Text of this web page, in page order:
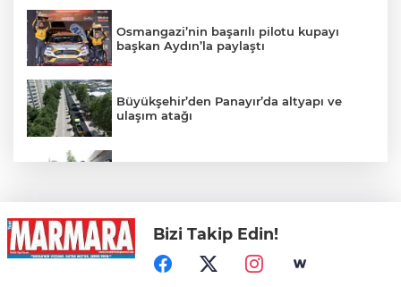
Osmangazi’nin başarılı pilotu kupayı
başkan Aydın’la paylaştı
Büyükşehir’den Panayır’da altyapı ve
ulaşım atağı
Kepçe Alevlere Teslim Oldu
Bizi Takip Edin!